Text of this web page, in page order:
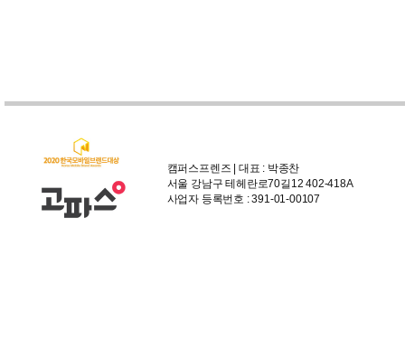
캠퍼스프렌즈 | 대표 : 박종찬
서울 강남구 테헤란로70길12 402-418A
사업자 등록번호 : 391-01-00107